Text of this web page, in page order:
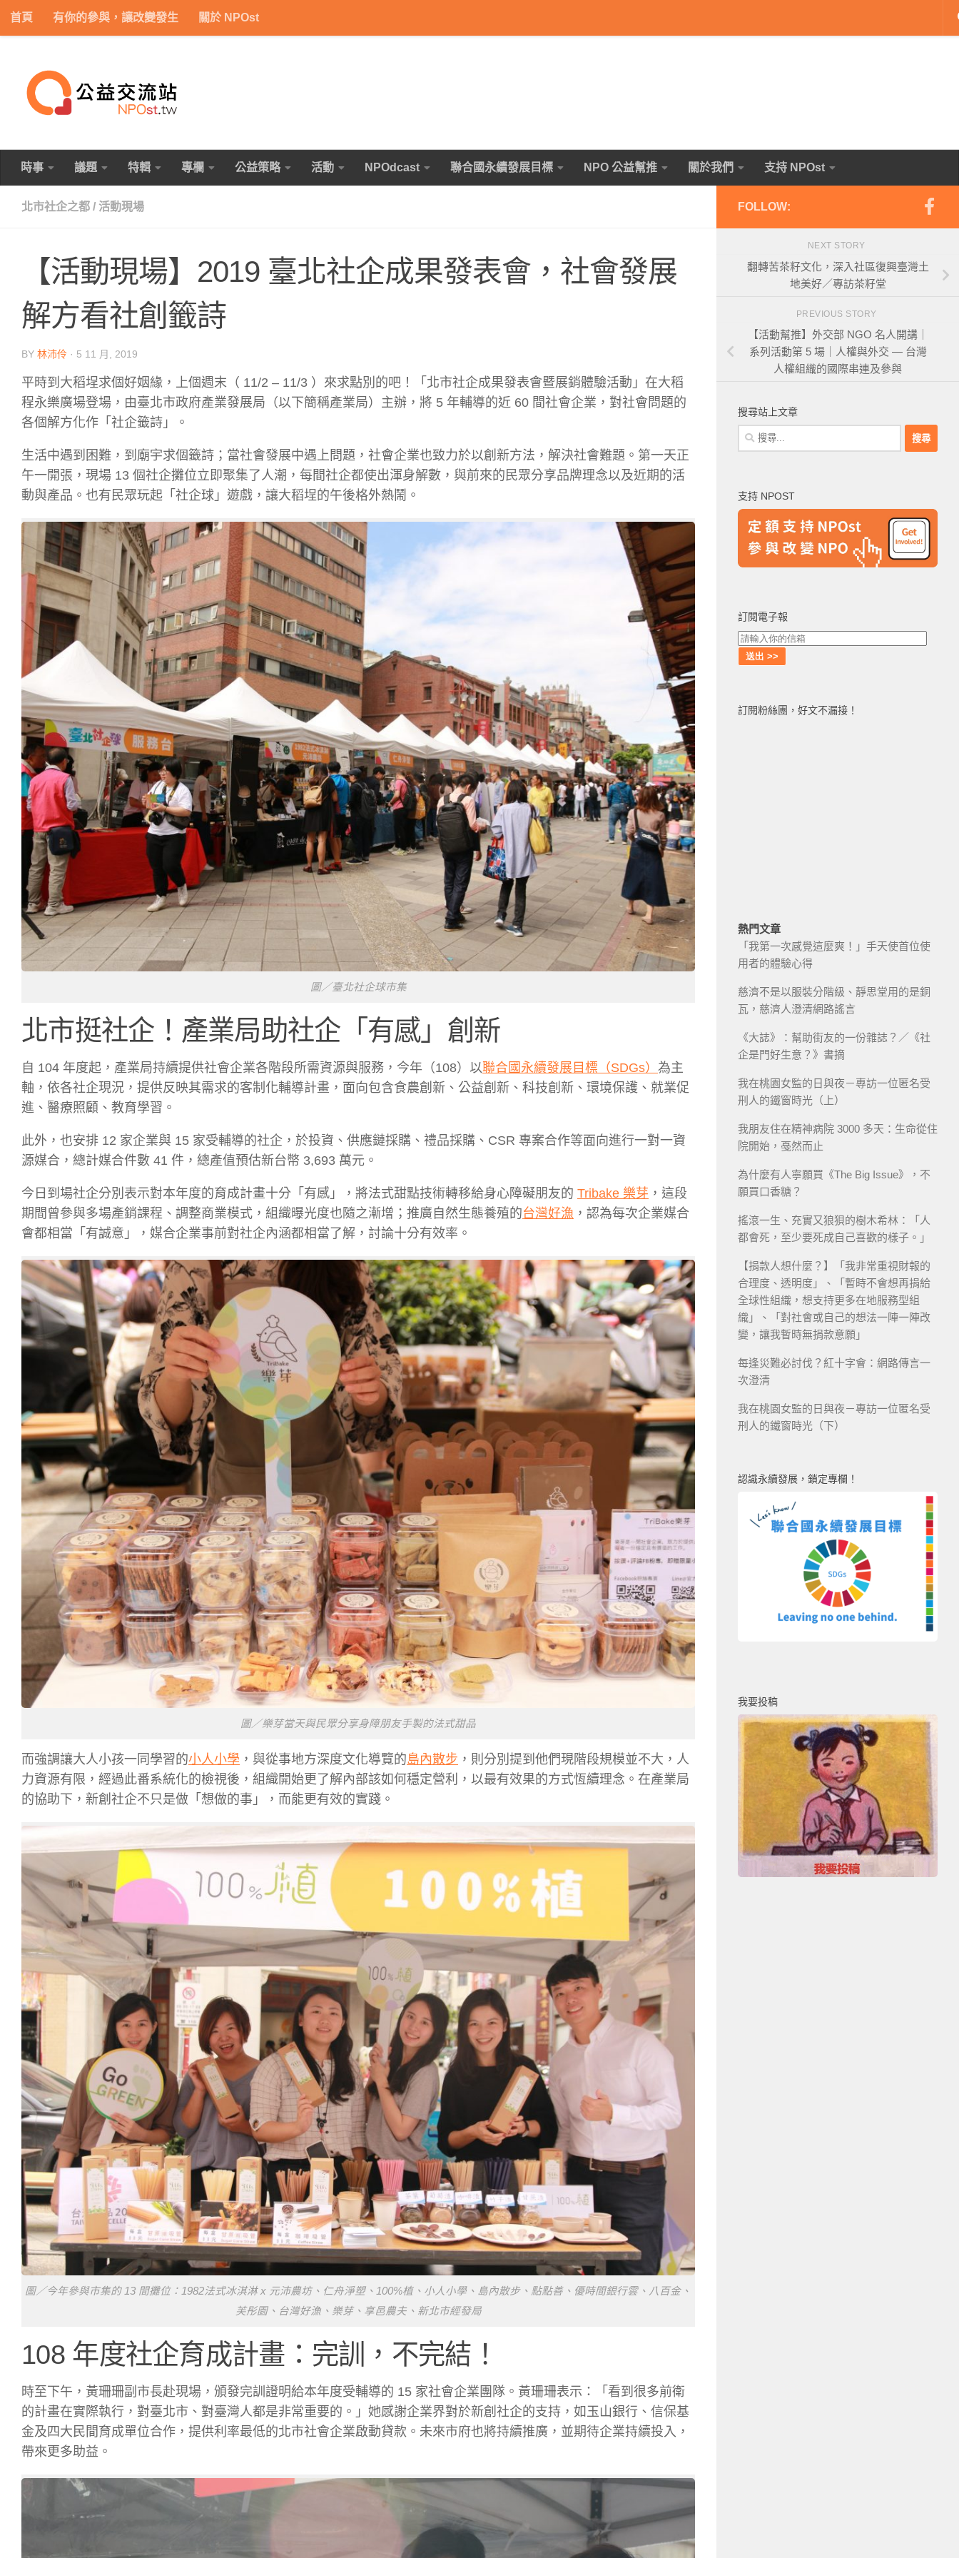
Skip to content
首頁 有你的參與，讓改變發生 關於 NPOst
時事 議題 特輯 專欄 公益策略 活動 NPOdcast 聯合國永續發展目標 NPO 公益幫推 關於我們 支持 NPOst
北市社企之都 / 活動現場
【活動現場】2019 臺北社企成果發表會，社會發展
解方看社創籤詩
BY 林沛伶 · 5 11 月, 2019
平時到大稻埕求個好姻緣，上個週末（ 11/2 – 11/3 ）來求點別的吧！「北市社企成果發表會暨展銷體驗活動」在大稻
程永樂廣場登場，由臺北市政府產業發展局（以下簡稱產業局）主辦，將 5 年輔導的近 60 間社會企業，對社會問題的
各個解方化作「社企籤詩」。
生活中遇到困難，到廟宇求個籤詩；當社會發展中遇上問題，社會企業也致力於以創新方法，解決社會難題。第一天正
午一開張，現場 13 個社企攤位立即聚集了人潮，每間社企都使出渾身解數，與前來的民眾分享品牌理念以及近期的活
動與產品。也有民眾玩起「社企球」遊戲，讓大稻埕的午後格外熱鬧。
圖／臺北社企球市集
北市挺社企！產業局助社企「有感」創新
自 104 年度起，產業局持續提供社會企業各階段所需資源與服務，今年（108）以聯合國永續發展目標（SDGs） 為主
軸，依各社企現況，提供反映其需求的客制化輔導計畫，面向包含食農創新、公益創新、科技創新、環境保護、就業促
進、醫療照顧、教育學習。
此外，也安排 12 家企業與 15 家受輔導的社企，於投資、供應鏈採購、禮品採購、CSR 專案合作等面向進行一對一資
源媒合，總計媒合件數 41 件，總產值預估新台幣 3,693 萬元。
今日到場社企分別表示對本年度的育成計畫十分「有感」，將法式甜點技術轉移給身心障礙朋友的 Tribake 樂芽 ，這段
期間曾參與多場產銷課程、調整商業模式，組織曝光度也隨之漸增；推廣自然生態養殖的台灣好漁 ，認為每次企業媒合
會都相當「有誠意」，媒合企業事前對社企內涵都相當了解，討論十分有效率。
圖／樂芽當天與民眾分享身障朋友手製的法式甜品
而強調讓大人小孩一同學習的小人小學 ，與從事地方深度文化導覽的島內散步 ，則分別提到他們現階段規模並不大，人
力資源有限，經過此番系統化的檢視後，組織開始更了解內部該如何穩定營利，以最有效果的方式恆續理念。在產業局
的協助下，新創社企不只是做「想做的事」，而能更有效的實踐。
圖／今年參與市集的 13 間攤位：1982法式冰淇淋 x 元沛農坊、仁舟淨塑、100%植、小人小學、島內散步、點點善、優時間銀行雲、八百金、
芙彤園、台灣好漁、樂芽、享邑農夫、新北市經發局
108 年度社企育成計畫：完訓，不完結！
時至下午，黃珊珊副市長赴現場，頒發完訓證明給本年度受輔導的 15 家社會企業團隊。黃珊珊表示：「看到很多前衛
的計畫在實際執行，對臺北市、對臺灣人都是非常重要的。」她感謝企業界對於新創社企的支持，如玉山銀行、信保基
金及四大民間育成單位合作，提供利率最低的北市社會企業啟動貸款。未來市府也將持續推廣，並期待企業持續投入，
帶來更多助益。
FOLLOW:
NEXT STORY
翻轉苦茶籽文化，深入社區復興臺灣土
地美好／專訪茶籽堂
PREVIOUS STORY
【活動幫推】外交部 NGO 名人開講｜
系列活動第 5 場｜人權與外交 — 台灣
人權組織的國際串連及參與
搜尋站上文章
搜
尋
字:
支持 NPOST
訂閱電子報
訂閱粉絲團，好文不漏接！
熱門文章
「我第一次感覺這麼爽！」手天使首位使
用者的體驗心得
慈濟不是以服裝分階級、靜思堂用的是銅
瓦，慈濟人澄清網路謠言
《大誌》：幫助街友的一份雜誌？／《社
企是門好生意？》書摘
我在桃園女監的日與夜－專訪一位匿名受
刑人的鐵窗時光（上）
我朋友住在精神病院 3000 多天：生命從住
院開始，戞然而止
為什麼有人寧願買《The Big Issue》，不
願買口香糖？
搖滾一生、充實又狼狽的樹木希林：「人
都會死，至少要死成自己喜歡的樣子。」
【捐款人想什麼？】「我非常重視財報的
合理度、透明度」、「暫時不會想再捐給
全球性組織，想支持更多在地服務型組
織」、「對社會或自己的想法一陣一陣改
變，讓我暫時無捐款意願」
每逢災難必討伐？紅十字會：網路傳言一
次澄清
我在桃園女監的日與夜－專訪一位匿名受
刑人的鐵窗時光（下）
認識永續發展，鎖定專欄！
我要投稿